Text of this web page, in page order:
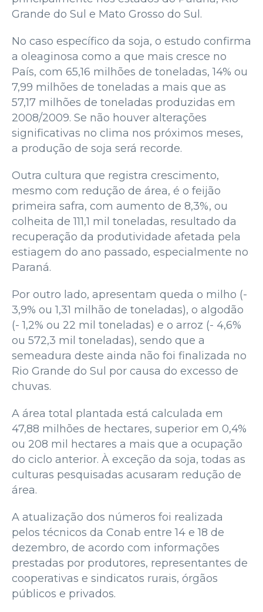
Grande do Sul e Mato Grosso do Sul.
No caso específico da soja, o estudo confirma
a oleaginosa como a que mais cresce no
País, com 65,16 milhões de toneladas, 14% ou
7,99 milhões de toneladas a mais que as
57,17 milhões de toneladas produzidas em
2008/2009. Se não houver alterações
significativas no clima nos próximos meses,
a produção de soja será recorde.
Outra cultura que registra crescimento,
mesmo com redução de área, é o feijão
primeira safra, com aumento de 8,3%, ou
colheita de 111,1 mil toneladas, resultado da
recuperação da produtividade afetada pela
estiagem do ano passado, especialmente no
Paraná.
Por outro lado, apresentam queda o milho (-
3,9% ou 1,31 milhão de toneladas), o algodão
(- 1,2% ou 22 mil toneladas) e o arroz (- 4,6%
ou 572,3 mil toneladas), sendo que a
semeadura deste ainda não foi finalizada no
Rio Grande do Sul por causa do excesso de
chuvas.
A área total plantada está calculada em
47,88 milhões de hectares, superior em 0,4%
ou 208 mil hectares a mais que a ocupação
do ciclo anterior. À exceção da soja, todas as
culturas pesquisadas acusaram redução de
área.
A atualização dos números foi realizada
pelos técnicos da Conab entre 14 e 18 de
dezembro, de acordo com informações
prestadas por produtores, representantes de
cooperativas e sindicatos rurais, órgãos
públicos e privados.